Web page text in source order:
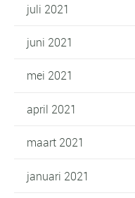
juli 2021
juni 2021
mei 2021
april 2021
maart 2021
januari 2021